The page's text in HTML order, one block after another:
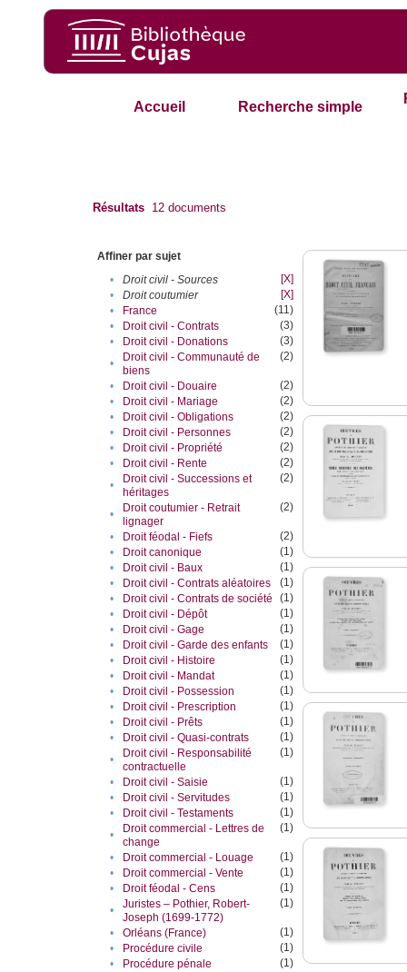
Accueil Recherche simple
Résultats 12 documents
Affiner par sujet
•
Droit civil - Sources
[X]
•
Droit coutumier
[X]
•
France
(11)
•
Droit civil - Contrats
(3)
•
Droit civil - Donations
(3)
•
Droit civil - Communauté de
biens
(2)
• Droit civil - Douaire
(2)
•
Droit civil - Mariage
(2)
•
Droit civil - Obligations
(2)
•
Droit civil - Personnes
(2)
•
Droit civil - Propriété
(2)
•
Droit civil - Rente
(2)
•
Droit civil - Successions et
héritages
(2)
•
Droit coutumier - Retrait
lignager
(2)
• Droit féodal - Fiefs
(2)
•
Droit canonique
(1)
•
Droit civil - Baux
(1)
•
Droit civil - Contrats aléatoires
(1)
•
Droit civil - Contrats de société
(1)
•
Droit civil - Dépôt
(1)
•
Droit civil - Gage
(1)
•
Droit civil - Garde des enfants
(1)
•
Droit civil - Histoire
(1)
•
Droit civil - Mandat
(1)
•
Droit civil - Possession
(1)
•
Droit civil - Prescription
(1)
•
Droit civil - Prêts
(1)
•
Droit civil - Quasi-contrats
(1)
•
Droit civil - Responsabilité
contractuelle
(1)
• Droit civil - Saisie
(1)
•
Droit civil - Servitudes
(1)
•
Droit civil - Testaments
(1)
•
Droit commercial - Lettres de
change
(1)
• Droit commercial - Louage
(1)
•
Droit commercial - Vente
(1)
•
Droit féodal - Cens
(1)
•
Juristes – Pothier, Robert-
Joseph (1699-1772)
(1)
• Orléans (France)
(1)
•
Procédure civile
(1)
•
Procédure pénale
(1)